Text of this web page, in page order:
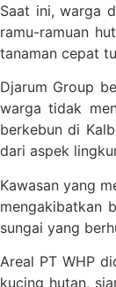
Saat ini, warga
ramu-ramuan
tanaman cepat
Djarum Group
warga tidak
berkebun di
dari aspek
Kawasan yang
mengakibatkan
sungai yang
Areal PT WHP
kucing hutan,